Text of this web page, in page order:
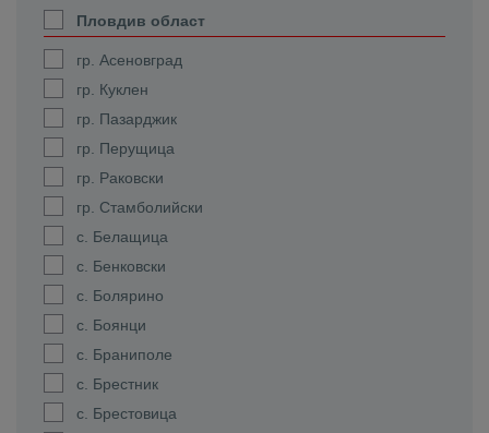
Пловдив област
гр. Асеновград
гр. Куклен
гр. Пазарджик
гр. Перущица
гр. Раковски
гр. Стамболийски
с. Белащица
с. Бенковски
с. Болярино
с. Боянци
с. Браниполе
с. Брестник
с. Брестовица